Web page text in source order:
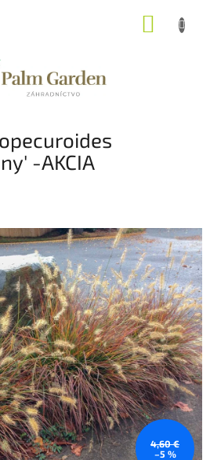
-AKCIA
4,60 €
–5 %